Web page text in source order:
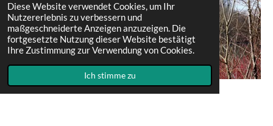
Diese Website verwendet Cookies, um Ihr
Nutzererlebnis zu verbessern und
maßgeschneiderte Anzeigen anzuzeigen. Die
fortgesetzte Nutzung dieser Website bestätigt
Ihre Zustimmung zur Verwendung von Cookies.
Ich stimme zu